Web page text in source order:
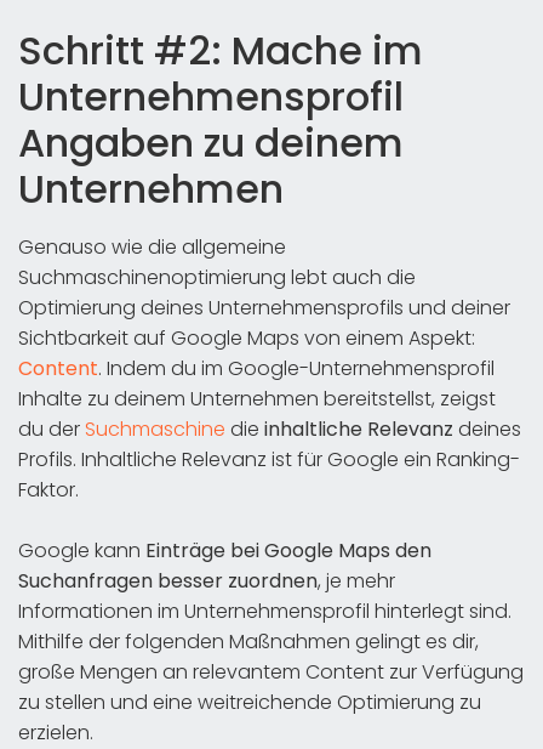
Schritt #2: Mache im
Unternehmensprofil
Angaben zu deinem
Unternehmen
Genauso wie die allgemeine
Suchmaschinenoptimierung lebt auch die
Optimierung deines Unternehmensprofils und deiner
Sichtbarkeit auf Google Maps von einem Aspekt:
Content. Indem du im Google-Unternehmensprofil
Inhalte zu deinem Unternehmen bereitstellst, zeigst
du der Suchmaschine die inhaltliche Relevanz deines
Profils. Inhaltliche Relevanz ist für Google ein Ranking-
Faktor.
Google kann Einträge bei Google Maps den
Suchanfragen besser zuordnen, je mehr
Informationen im Unternehmensprofil hinterlegt sind.
Mithilfe der folgenden Maßnahmen gelingt es dir,
große Mengen an relevantem Content zur Verfügung
zu stellen und eine weitreichende Optimierung zu
erzielen.